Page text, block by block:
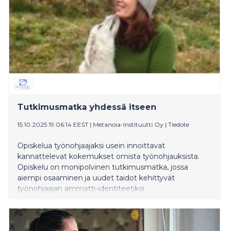
Tutkimusmatka yhdessä itseen
15.10.2025 19:06:14 EEST | Metanoia-Instituutti Oy | Tiedote
Opiskelua työnohjaajaksi usein innoittavat
kannattelevat kokemukset omista työnohjauksista.
Opiskelu on monipolvinen tutkimusmatka, jossa
aiempi osaaminen ja uudet taidot kehittyvät
työnohjaajan ammatti-identiteetiksi.